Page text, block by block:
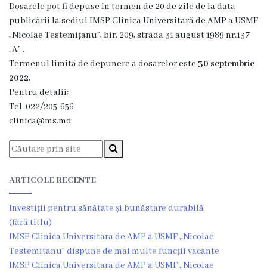
Orarul
secției
reabilitare
medicală
Servicii
și
CATALOGUL
UNICE
Consultații
medicale
ecografice
Dosarele pot fi depuse în termen de 20 de zile de la data
publicării la sediul IMSP Clinica Universitară de AMP a USMF
„Nicolae Testemițanu”, bir. 209, strada 31 august 1989 nr.137
„A” .
Termenul limită de depunere a dosarelor este 30 septembrie
2022.
Pentru detalii:
Tel. 022/205-656
clinica@ms.md
ARTICOLE RECENTE
Investiții pentru sănătate și bunăstare durabilă
(fără titlu)
IMSP Clinica Universitara de AMP a USMF ,,Nicolae
Testemitanu” dispune de mai multe funcții vacante
IMSP Clinica Universitara de AMP a USMF ,,Nicolae